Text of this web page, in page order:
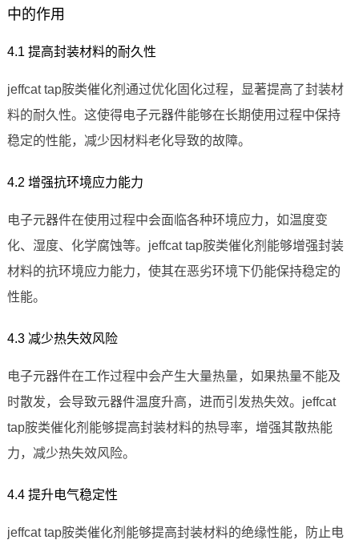
中的作用
4.1 提高封装材料的耐久性
jeffcat tap胺类催化剂通过优化固化过程，显著提高了封装材
料的耐久性。这使得电子元器件能够在长期使用过程中保持
稳定的性能，减少因材料老化导致的故障。
4.2 增强抗环境应力能力
电子元器件在使用过程中会面临各种环境应力，如温度变
化、湿度、化学腐蚀等。jeffcat tap胺类催化剂能够增强封装
材料的抗环境应力能力，使其在恶劣环境下仍能保持稳定的
性能。
4.3 减少热失效风险
电子元器件在工作过程中会产生大量热量，如果热量不能及
时散发，会导致元器件温度升高，进而引发热失效。jeffcat
tap胺类催化剂能够提高封装材料的热导率，增强其散热能
力，减少热失效风险。
4.4 提升电气稳定性
jeffcat tap胺类催化剂能够提高封装材料的绝缘性能，防止电